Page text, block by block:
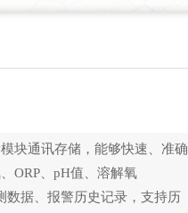
块通讯存储，能够快速、准确
ORP、pH值、溶解氧
数据、报警历史记录，支持历